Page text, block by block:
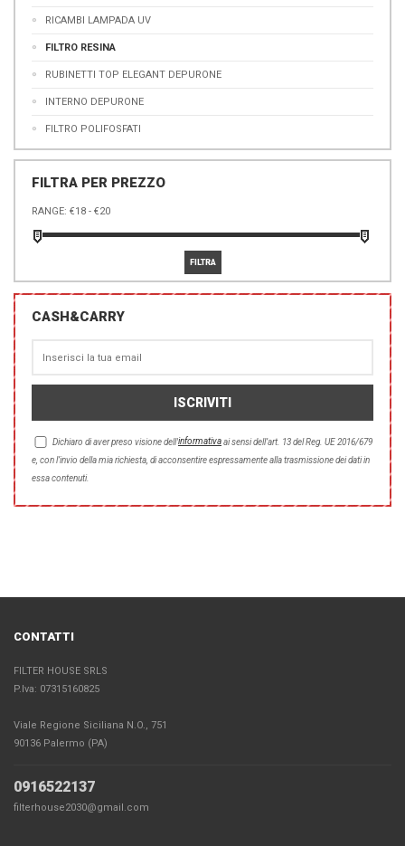
RICAMBI LAMPADA UV
FILTRO RESINA
RUBINETTI TOP ELEGANT DEPURONE
INTERNO DEPURONE
FILTRO POLIFOSFATI
FILTRA PER PREZZO
RANGE:
CASH&CARRY
Dichiaro di aver preso visione dell'informativaai sensi dell’art. 13 del Reg. UE 2016/679
e, con l’invio della mia richiesta, di acconsentire espressamente alla trasmissione dei dati in
essa contenuti.
CONTATTI
FILTER HOUSE SRLS
P.Iva: 07315160825
Viale Regione Siciliana N.O., 751
90136 Palermo (PA)
0916522137
filterhouse2030@gmail.com